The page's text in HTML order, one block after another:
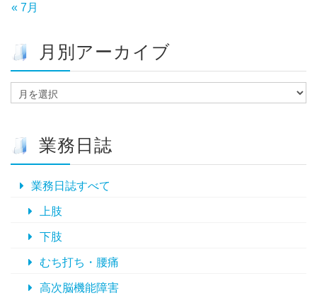
« 7月
月別アーカイブ
別
カ
業務日誌
業務日誌すべて
上肢
下肢
むち打ち・腰痛
高次脳機能障害